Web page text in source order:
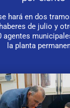
hará en dos
de julio y
agentes
la planta